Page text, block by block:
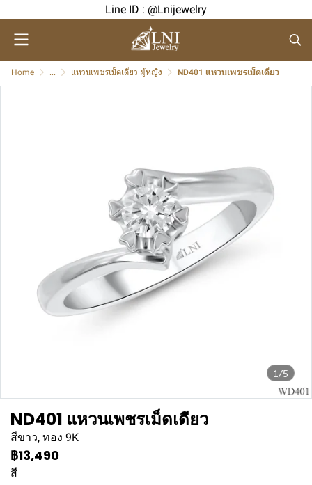
Line ID : @Lnijewelry
Home ... แหวนเพชรเม็ดเดียว ผู้หญิง ND401 แหวนเพชรเม็ดเดียว
1/5
ND401 แหวนเพชรเม็ดเดียว
สีขาว, ทอง 9K
฿13,490
สี